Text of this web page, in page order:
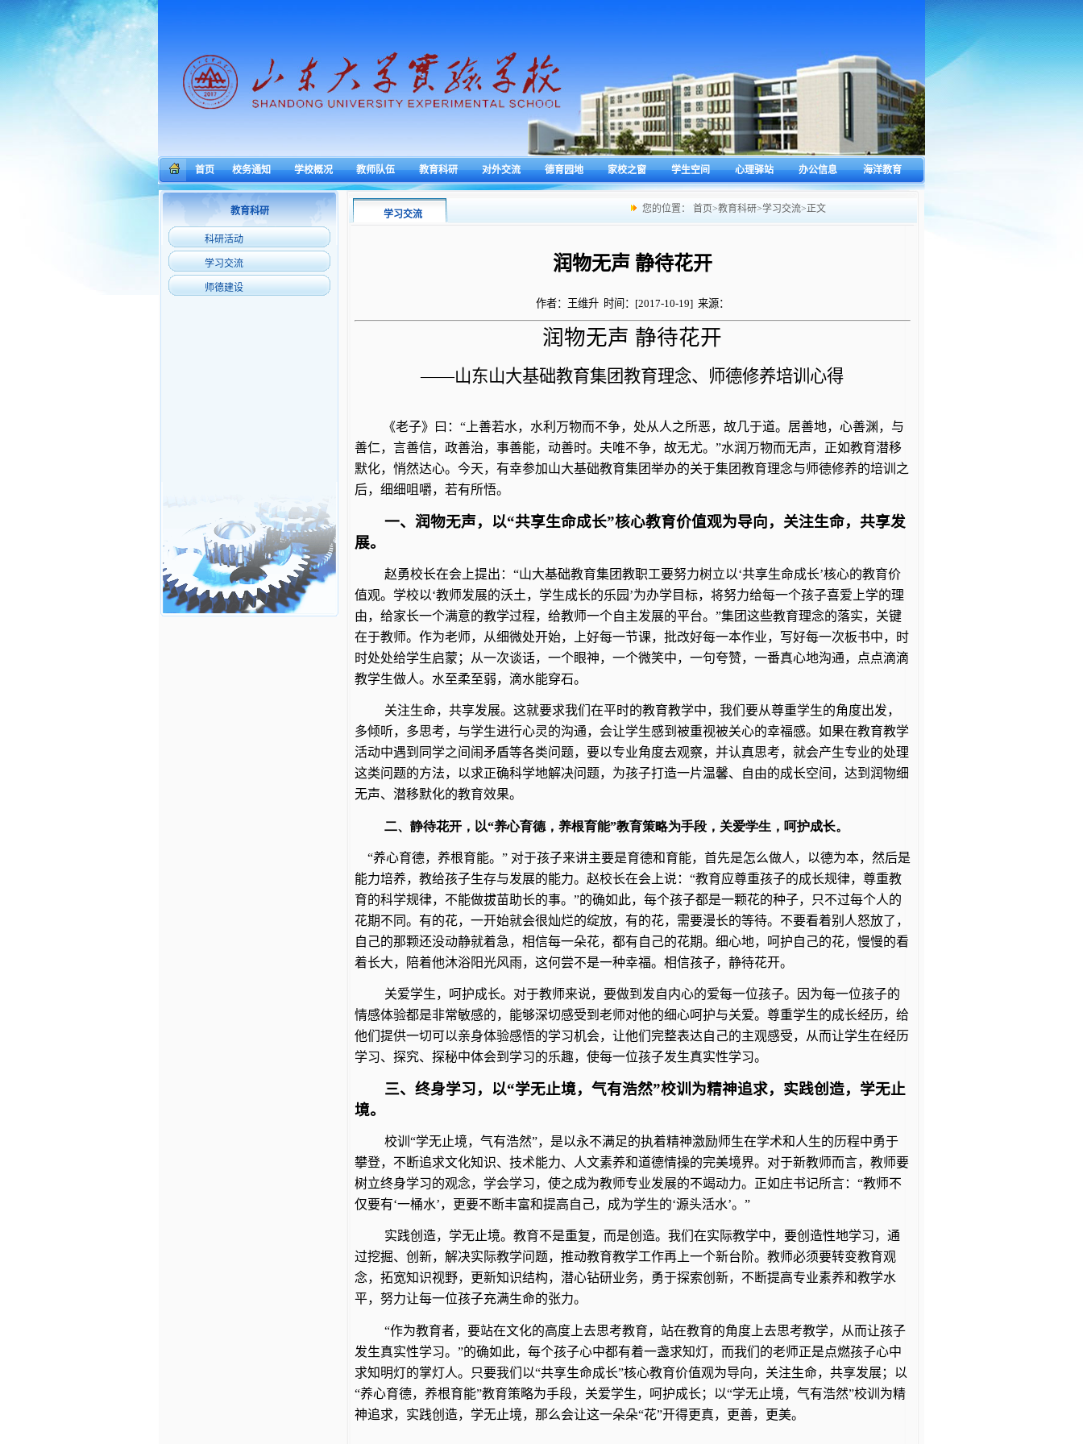
首页 校务通知 学校概况 教师队伍 教育科研 对外交流 德育园地 家校之窗 学生空间 心理驿站 办公信息 海洋教育
教育科研
科研活动
学习交流
师德建设
学习交流 您的位置： 首页>教育科研>学习交流>正文
润物无声 静待花开
作者：王维升 时间：[2017-10-19] 来源：
润物无声 静待花开
——山东山大基础教育集团教育理念、师德修养培训心得
《老子》曰：“上善若水，水利万物而不争，处从人之所恶，故几于道。居善地，心善渊，与
善仁，言善信，政善治，事善能，动善时。夫唯不争，故无尤。”水润万物而无声，正如教育潜移
默化，悄然达心。今天，有幸参加山大基础教育集团举办的关于集团教育理念与师德修养的培训之
后，细细咀嚼，若有所悟。
一、润物无声，以“共享生命成长”核心教育价值观为导向，关注生命，共享发
展。
赵勇校长在会上提出：“山大基础教育集团教职工要努力树立以‘共享生命成长’核心的教育价
值观。学校以‘教师发展的沃土，学生成长的乐园’为办学目标，将努力给每一个孩子喜爱上学的理
由，给家长一个满意的教学过程，给教师一个自主发展的平台。”集团这些教育理念的落实，关键
在于教师。作为老师，从细微处开始，上好每一节课，批改好每一本作业，写好每一次板书中，时
时处处给学生启蒙；从一次谈话，一个眼神，一个微笑中，一句夸赞，一番真心地沟通，点点滴滴
教学生做人。水至柔至弱，滴水能穿石。
关注生命，共享发展。这就要求我们在平时的教育教学中，我们要从尊重学生的角度出发，
多倾听，多思考，与学生进行心灵的沟通，会让学生感到被重视被关心的幸福感。如果在教育教学
活动中遇到同学之间闹矛盾等各类问题，要以专业角度去观察，并认真思考，就会产生专业的处理
这类问题的方法，以求正确科学地解决问题，为孩子打造一片温馨、自由的成长空间，达到润物细
无声、潜移默化的教育效果。
二、静待花开，以“养心育德，养根育能”教育策略为手段，关爱学生，呵护成长。
“养心育德，养根育能。” 对于孩子来讲主要是育德和育能，首先是怎么做人，以德为本，然后是
能力培养，教给孩子生存与发展的能力。赵校长在会上说：“教育应尊重孩子的成长规律，尊重教
育的科学规律，不能做拔苗助长的事。”的确如此，每个孩子都是一颗花的种子，只不过每个人的
花期不同。有的花，一开始就会很灿烂的绽放，有的花，需要漫长的等待。不要看着别人怒放了，
自己的那颗还没动静就着急，相信每一朵花，都有自己的花期。细心地，呵护自己的花，慢慢的看
着长大，陪着他沐浴阳光风雨，这何尝不是一种幸福。相信孩子，静待花开。
关爱学生，呵护成长。对于教师来说，要做到发自内心的爱每一位孩子。因为每一位孩子的
情感体验都是非常敏感的，能够深切感受到老师对他的细心呵护与关爱。尊重学生的成长经历，给
他们提供一切可以亲身体验感悟的学习机会，让他们完整表达自己的主观感受，从而让学生在经历
学习、探究、探秘中体会到学习的乐趣，使每一位孩子发生真实性学习。
三、终身学习，以“学无止境，气有浩然”校训为精神追求，实践创造，学无止
境。
校训“学无止境，气有浩然”，是以永不满足的执着精神激励师生在学术和人生的历程中勇于
攀登，不断追求文化知识、技术能力、人文素养和道德情操的完美境界。对于新教师而言，教师要
树立终身学习的观念，学会学习，使之成为教师专业发展的不竭动力。正如庄书记所言：“教师不
仅要有‘一桶水’，更要不断丰富和提高自己，成为学生的‘源头活水’。”
实践创造，学无止境。教育不是重复，而是创造。我们在实际教学中，要创造性地学习，通
过挖掘、创新，解决实际教学问题，推动教育教学工作再上一个新台阶。教师必须要转变教育观
念，拓宽知识视野，更新知识结构，潜心钻研业务，勇于探索创新，不断提高专业素养和教学水
平，努力让每一位孩子充满生命的张力。
“作为教育者，要站在文化的高度上去思考教育，站在教育的角度上去思考教学，从而让孩子
发生真实性学习。”的确如此，每个孩子心中都有着一盏求知灯，而我们的老师正是点燃孩子心中
求知明灯的掌灯人。只要我们以“共享生命成长”核心教育价值观为导向，关注生命，共享发展；以
“养心育德，养根育能”教育策略为手段，关爱学生，呵护成长；以“学无止境，气有浩然”校训为精
神追求，实践创造，学无止境，那么会让这一朵朵“花”开得更真，更善，更美。